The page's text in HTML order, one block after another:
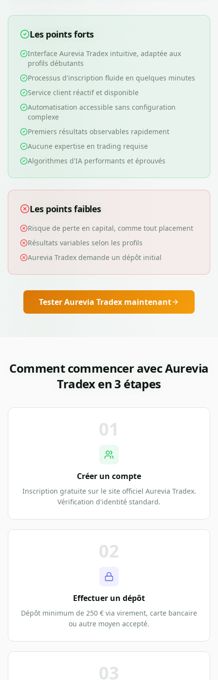
Les points forts
Interface Aurevia Tradex intuitive, adaptée aux
profils débutants
Processus d'inscription fluide en quelques minutes
Service client réactif et disponible
Automatisation accessible sans configuration
complexe
Premiers résultats observables rapidement
Aucune expertise en trading requise
Algorithmes d'IA performants et éprouvés
Les points faibles
Risque de perte en capital, comme tout placement
Résultats variables selon les profils
Aurevia Tradex demande un dépôt initial
TesterAurevia Tradex maintenant
Comment commencer avecAurevia
Tradexen 3 étapes
01
Créer un compte
Inscription gratuite sur le site officiel Aurevia Tradex.
Vérification d'identité standard.
02
Effectuer un dépôt
Dépôt minimum de 250 € via virement, carte bancaire
ou autre moyen accepté.
03